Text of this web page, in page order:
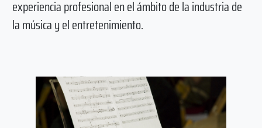
experiencia profesional en el ámbito de la industria de
la música y el entretenimiento.